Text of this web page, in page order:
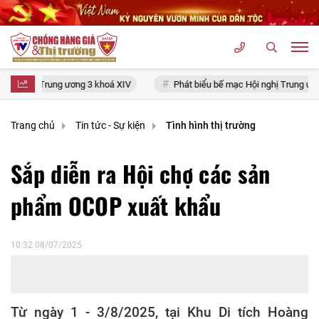
XIV Phát biểu bế mạc Hội nghị Trung ương 3, khóa XIV của
Trang chủ Tin tức - Sự kiện Tình hình thị trường
Sắp diễn ra Hội chợ các sản
phẩm OCOP xuất khẩu
10:32 08/07/2025
Từ ngày 1 - 3/8/2025, tại Khu Di tích Hoàng